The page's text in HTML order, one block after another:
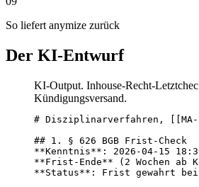
So liefert anymize zurück
Der KI-Entwurf
KI-Output. Inhouse-Recht-
Kündigungsversand.
# Disziplinarverfahren,
## 1. § 626 BGB Frist-Check
**Kenntnis**: 2026-04-15
**Frist-Ende** (2 Wochen ab
**Status**: Frist gewahrt bei